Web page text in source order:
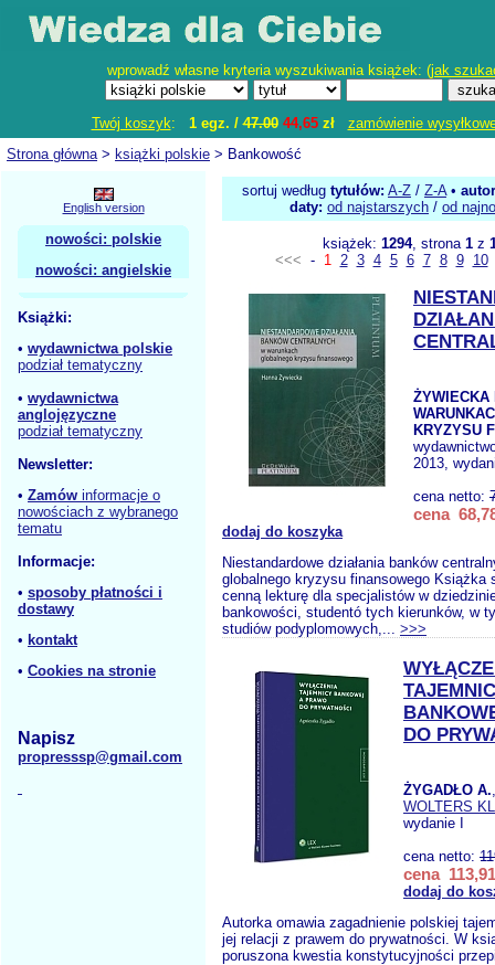
wprowadź własne kryteria wyszukiwania książek: (jak
Twój koszyk: 1 egz. /47.00 44,65zł
zamówienie
Strona główna> książki polskie > Bankowość
English version
nowości: polskie
nowości: angielskie
Książki:
• wydawnictwa polskie
podział tematyczny
• wydawnictwa
anglojęzyczne
podział tematyczny
Newsletter:
• Zamów informacje o
nowościach z wybranego
tematu
Informacje:
• sposoby płatności i
dostawy
• kontakt
• Cookies na stronie
Napisz
propresssp@gmail.com
sortuj według tytułów: A-Z / Z-A•
daty: od najstarszych / od
książek: 1294, strona 1z
<<< - 1 2 3 4 5 6 7 8 9 10
ŻYWIECKA
KRYZYSU
2013,
cena netto:
cena
dodaj do koszyka
Niestandardowe działania banków
globalnego kryzysu finansowego Książka
cenną lekturę dla specjalistów w
bankowości, studentó tych kierunków, w
studiów podyplomowych,... >>>
DO
ŻYGADŁO A.
WOLTERS
wydanie I
cena netto:
cena
dodaj do
Autorka omawia zagadnienie polskiej
jej relacji z prawem do prywatności. W
poruszona kwestia konstytucyjności